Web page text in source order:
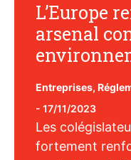
L’Europe
arsenal
Entreprises,
- 17/11/2023
Les
fortement